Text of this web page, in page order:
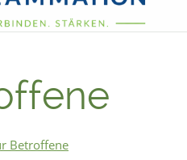
Betroffene